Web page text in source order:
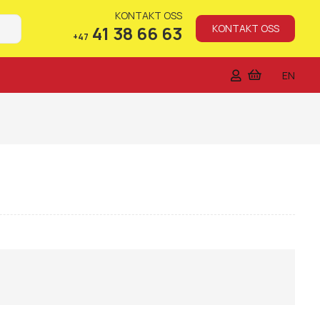
KONTAKT OSS
+47 41 38 66 63 KONTAKT OSS
EN